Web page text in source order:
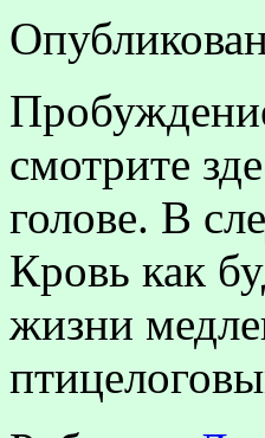
смотрите
голове. В
Кровь как
жизни